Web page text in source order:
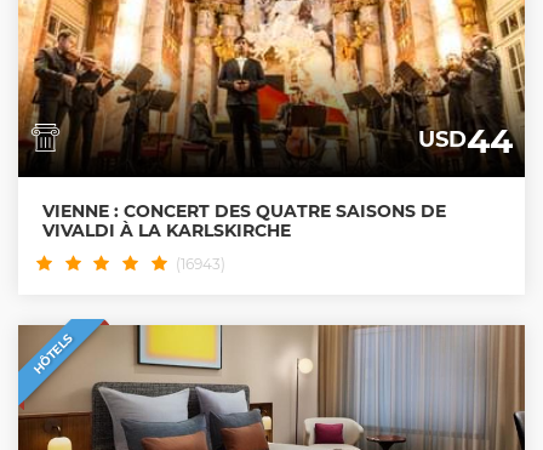
USD44
VIENNE : CONCERT DES QUATRE SAISONS DE
VIVALDI À LA KARLSKIRCHE
(16943)
HÔTELS